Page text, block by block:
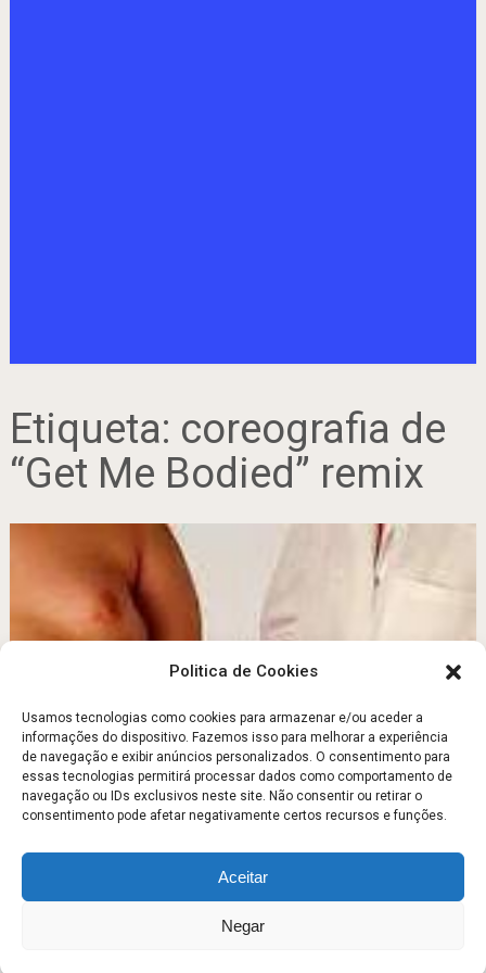
Politica de Cookies
Usamos tecnologias como cookies para armazenar e/ou aceder a
informações do dispositivo. Fazemos isso para melhorar a experiência
de navegação e exibir anúncios personalizados. O consentimento para
essas tecnologias permitirá processar dados como comportamento de
navegação ou IDs exclusivos neste site. Não consentir ou retirar o
consentimento pode afetar negativamente certos recursos e funções.
Aceitar
Negar
Etiqueta: coreografia de
“Get Me Bodied” remix
Campanha contra a obesidade infantil
Abril 16, 2011
Escola FitnessCopyright © 2026.